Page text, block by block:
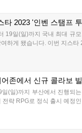
타 2023 '인벤 스탬프
19일(일)까지 국내 최대 규
하게 됐습니다. 이번 지스
존에서 신규 콜라보
(일)까지 부산에서 진행되
략 RPG로 정식 출시 예정